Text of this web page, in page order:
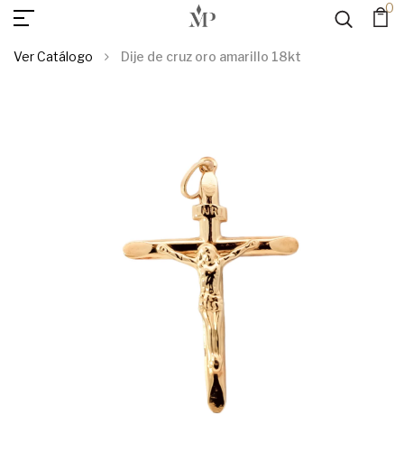
0
Ver Catálogo Dije de cruz oro amarillo 18kt
AGREGAR AL